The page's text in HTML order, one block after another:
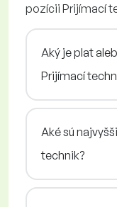
pozícii Prijímací
Aký je plat
Prijímací
Aké sú
technik?